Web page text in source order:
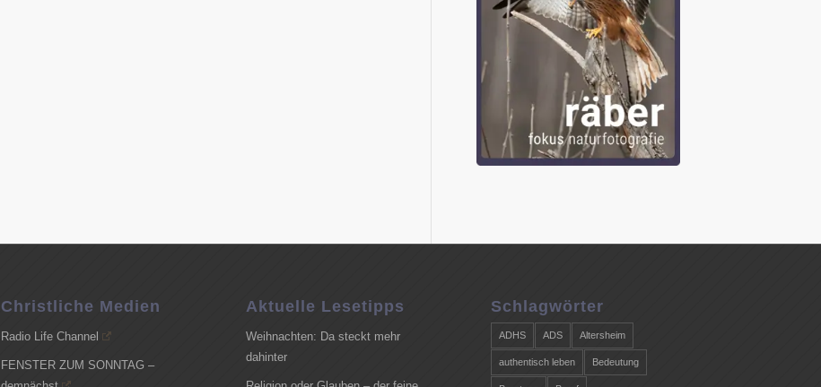
Christliche Medien
Radio Life Channel
FENSTER ZUM SONNTAG –
Aktuelle Lesetipps
Weihnachten: Da steckt mehr
dahinter
Schlagwörter
ADHS ADS Altersheim
authentisch leben Bedeutung